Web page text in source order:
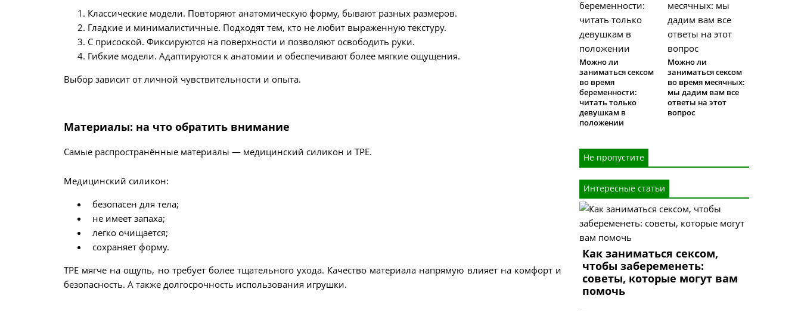
Классические модели. Повторяют анатомическую форму, бывают разных размеров.
Гладкие и минималистичные. Подходят тем, кто не любит выраженную текстуру.
С присоской. Фиксируются на поверхности и позволяют освободить руки.
Гибкие модели. Адаптируются к анатомии и обеспечивают более мягкие ощущения.
Выбор зависит от личной чувствительности и опыта.
Материалы: на что обратить внимание
Самые распространённые материалы — медицинский силикон и TPE.
Медицинский силикон:
безопасен для тела;
не имеет запаха;
легко очищается;
сохраняет форму.
TPE мягче на ощупь, но требует более тщательного ухода. Качество материала напрямую влияет на комфорт и
безопасность. А также долгосрочность использования игрушки.
Можно ли
заниматься сексом
во время
беременности:
читать только
девушкам в
положении
Можно ли
заниматься сексом
во время месячных:
мы дадим вам все
ответы на этот
вопрос
Не пропустите
Интересные статьи
Как заниматься сексом,
чтобы забеременеть:
советы, которые могут вам
помочь